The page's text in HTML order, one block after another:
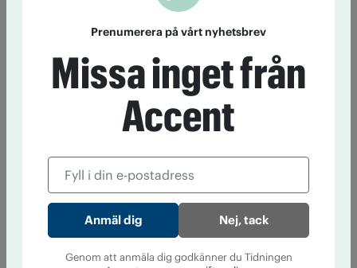
Prenumerera på vårt nyhetsbrev
Missa inget från
Accent
Nej, tack
Genom att anmäla dig godkänner du Tidningen